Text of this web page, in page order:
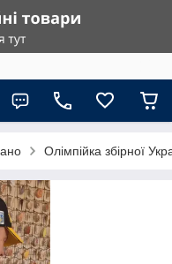
Олімпійка збірної